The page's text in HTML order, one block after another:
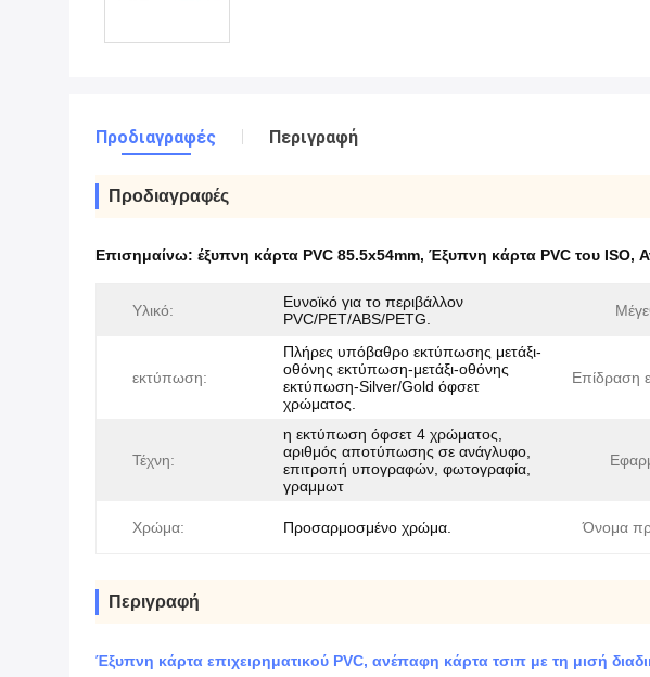
Προδιαγραφές Περιγραφή
Προδιαγραφές
Επισημαίνω: έξυπνη κάρτα PVC 85.5x54mm, Έξυπνη κάρτα PVC του ISO,
Υλικό:
Ευνοϊκό για το περιβάλλον
PVC/PET/ABS/PETG.
εκτύπωση:
Πλήρες υπόβαθρο εκτύπωσης μετάξι-
οθόνης εκτύπωση-μετάξι-οθόνης
εκτύπωση-Silver/Gold όφσετ
χρώματος.
Επίδραση
Τέχνη:
η εκτύπωση όφσετ 4 χρώματος,
αριθμός αποτύπωσης σε ανάγλυφο,
επιτροπή υπογραφών, φωτογραφία,
γραμμωτ
Χρώμα: Προσαρμοσμένο χρώμα. Όνομα
Περιγραφή
Έξυπνη κάρτα επιχειρηματικού PVC, ανέπαφη κάρτα τσιπ με τη μισή